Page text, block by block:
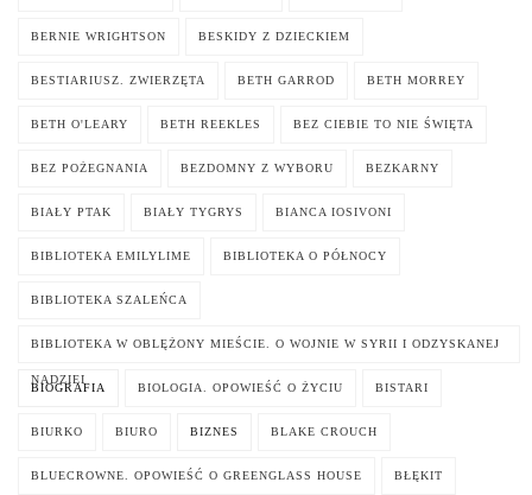
BERNIE WRIGHTSON BESKIDY Z DZIECKIEM
BESTIARIUSZ. ZWIERZĘTA BETH GARROD BETH MORREY
BETH O'LEARY BETH REEKLES BEZ CIEBIE TO NIE ŚWIĘTA
BEZ POŻEGNANIA BEZDOMNY Z WYBORU BEZKARNY
BIAŁY PTAK BIAŁY TYGRYS BIANCA IOSIVONI
BIBLIOTEKA EMILYLIME BIBLIOTEKA O PÓŁNOCY
BIBLIOTEKA SZALEŃCA
BIBLIOTEKA W OBLĘŻONY MIEŚCIE. O WOJNIE W SYRII I ODZYSKANEJ
NADZIEI
BIOGRAFIA BIOLOGIA. OPOWIEŚĆ O ŻYCIU BISTARI
BIURKO BIURO BIZNES BLAKE CROUCH
BLUECROWNE. OPOWIEŚĆ O GREENGLASS HOUSE BŁĘKIT